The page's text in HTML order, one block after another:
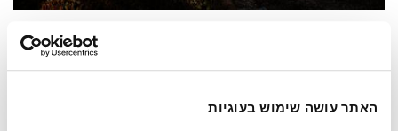
האתר עושה שימוש בעוגיות
התחלה בהילוך גבוה גורמת לשחיקה מהירה והופכת למעמסה.
היסוד השני הוא המרכזי בתפיסתו של קליר, והוא עוסק בשאלה